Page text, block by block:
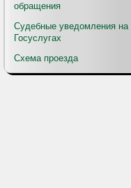
обращения
Судебные уведомления на
Госуслугах
Схема проезда